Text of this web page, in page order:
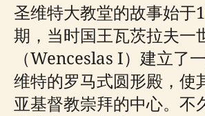
圣维特大教堂的故事始于
期，当时国王瓦茨拉夫一
（Wenceslas I）建立了
维特的罗马式圆形殿，使
亚基督教崇拜的中心。不